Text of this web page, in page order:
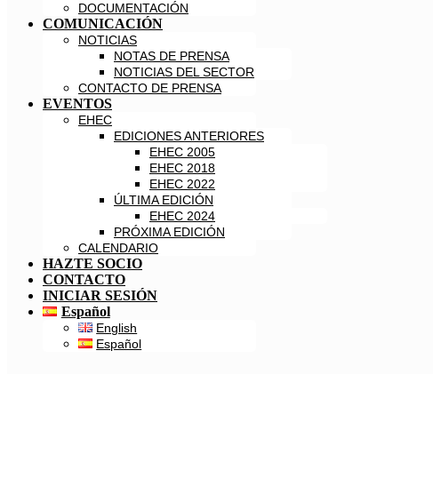
DOCUMENTACIÓN
COMUNICACIÓN
NOTICIAS
NOTAS DE PRENSA
NOTICIAS DEL SECTOR
CONTACTO DE PRENSA
EVENTOS
EHEC
EDICIONES ANTERIORES
EHEC 2005
EHEC 2018
EHEC 2022
ÚLTIMA EDICIÓN
EHEC 2024
PRÓXIMA EDICIÓN
CALENDARIO
HAZTE SOCIO
CONTACTO
INICIAR SESIÓN
Español
English
Español